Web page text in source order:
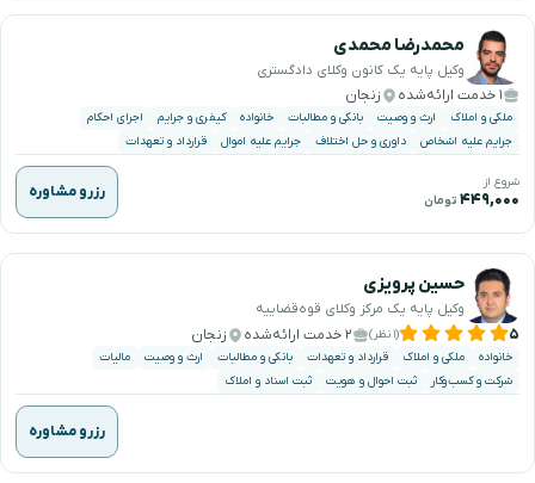
محمدرضا محمدی
وکیل پایه یک کانون وکلای دادگستری
۱ خدمت ارائه‌شده زنجان
ملکی و املاک ارث و وصیت بانکی و مطالبات خانواده کیفری و جرایم
اجرای احکام
جرایم علیه اشخاص
داوری و حل اختلاف جرایم علیه اموال قرارداد و تعهدات
شروع از
۴۴۹,۰۰۰ تومان رزرو مشاوره
حسین پرویزی
وکیل پایه یک مرکز وکلای قوه‌قضاییه
۵ (۱ نظر) ۲ خدمت ارائه‌شده زنجان
خانواده ملکی و املاک قرارداد و تعهدات بانکی و مطالبات ارث و وصیت
مالیات
شرکت و کسب‌وکار
ثبت احوال و هویت ثبت اسناد و املاک
رزرو مشاوره